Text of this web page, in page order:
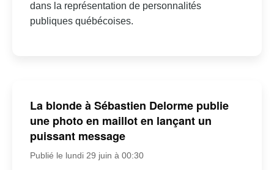
dans la représentation de personnalités
publiques québécoises.
La blonde à Sébastien Delorme publie
une photo en maillot en lançant un
puissant message
Publié le lundi 29 juin à 00:30